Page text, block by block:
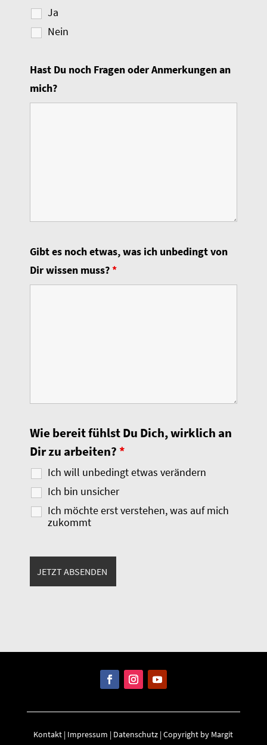
Ja
Nein
Hast Du noch Fragen oder Anmerkungen an
mich?
Gibt es noch etwas, was ich unbedingt von
Dir wissen muss?*
Wie bereit fühlst Du Dich, wirklich an
Dir zu arbeiten? *
Ich will unbedingt etwas verändern
Ich bin unsicher
Ich möchte erst verstehen, was auf mich
zukommt
Kontakt | Impressum | Datenschutz | Copyright by Margit